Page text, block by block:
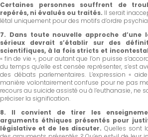
Certaines personnes souffrent de
repérés, ni évalués ou traités. Il serait
létal uniquement pour des motifs d’ordre
7. Dans toute nouvelle approche d’une
sérieux devrait s’établir sur des
scientifiques, à la fois stricts et
« fin de vie », pour autant que l’on puisse
du temps qu’elle est censée représenter, s’est
des débats parlementaires. L’expression «
manière volontairement confuse pour ne pas
recours au suicide assisté ou à l’euthanasie, ne
préciser la signification.
8.
Il convient de tirer les
arguments éthiques présentés pour
législative et de les discuter. Quelles sont